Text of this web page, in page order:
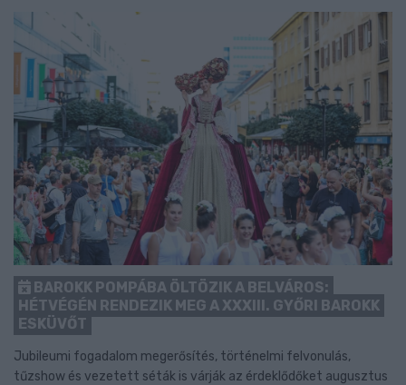
BAROKK POMPÁBA ÖLTÖZIK A BELVÁROS:
HÉTVÉGÉN RENDEZIK MEG A XXXIII. GYŐRI BAROKK
ESKÜVŐT
Jubileumi fogadalom megerősítés, történelmi felvonulás,
tűzshow és vezetett séták is várják az érdeklődőket augusztus